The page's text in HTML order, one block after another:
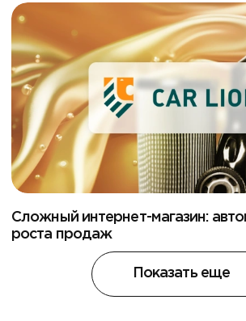
Сложный интернет-магазин:
роста продаж
Показать еще